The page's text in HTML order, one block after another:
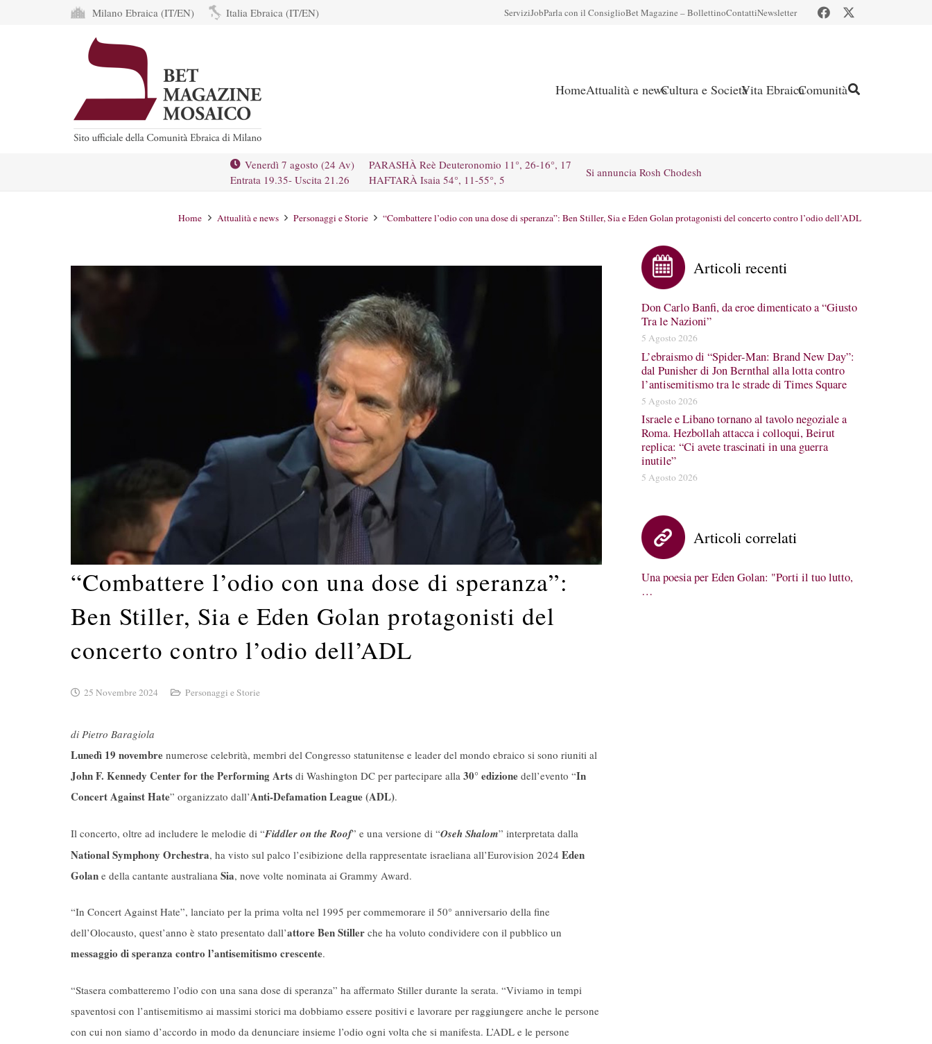
Milano Ebraica (IT/EN) Italia Ebraica (IT/EN) ServiziJobParla con il ConsiglioBet Magazine – BollettinoContattiNewsletter
HomeAttualità e newsCultura e SocietàVita EbraicaComunità
Venerdì 7 agosto (24 Av)
Entrata 19.35- Uscita 21.26
PARASHÀ Reè Deuteronomio 11°, 26-16°, 17
HAFTARÀ Isaia 54°, 11-55°, 5
Si annuncia Rosh Chodesh
Home Attualità e news Personaggi e Storie “Combattere l’odio con una dose di speranza”: Ben Stiller, Sia e Eden Golan protagonisti del concerto contro l’odio dell’ADL
“Combattere l’odio con una dose di speranza”:
Ben Stiller, Sia e Eden Golan protagonisti del
concerto contro l’odio dell’ADL
25 Novembre 2024 Personaggi e Storie
di Pietro Baragiola
Lunedì 19 novembre numerose celebrità, membri del Congresso statunitense e leader del mondo ebraico si sono riuniti al
John F. Kennedy Center for the Performing Arts di Washington DC per partecipare alla 30° edizione dell’evento “In
Concert Against Hate” organizzato dall’Anti-Defamation League(ADL).
Il concerto, oltre ad includere le melodie di “Fiddler on the Roof” e una versione di “Oseh Shalom” interpretata dalla
National Symphony Orchestra, ha visto sul palco l’esibizione della rappresentate israeliana all’Eurovision 2024 Eden
Golan e della cantante australiana Sia, nove volte nominata ai Grammy Award.
“In Concert Against Hate”, lanciato per la prima volta nel 1995 per commemorare il 50° anniversario della fine
dell’Olocausto, quest’anno è stato presentato dall’attoreBen Stiller che ha voluto condividere con il pubblico un
messaggio di speranza contro l’antisemitismo crescente.
“Stasera combatteremo l’odio con una sana dose di speranza” ha affermato Stiller durante la serata. “Viviamo in tempi
spaventosi con l’antisemitismo ai massimi storici ma dobbiamo essere positivi e lavorare per raggiungere anche le persone
con cui non siamo d’accordo in modo da denunciare insieme l’odio ogni volta che si manifesta. L’ADL e le persone
Articoli recenti
Don Carlo Banfi, da eroe dimenticato a “Giusto
Tra le Nazioni”
5 Agosto 2026
L’ebraismo di “Spider-Man: Brand New Day”:
dal Punisher di Jon Bernthal alla lotta contro
l’antisemitismo tra le strade di Times Square
5 Agosto 2026
Israele e Libano tornano al tavolo negoziale a
Roma. Hezbollah attacca i colloqui, Beirut
replica: “Ci avete trascinati in una guerra
inutile”
5 Agosto 2026
Articoli correlati
Una poesia per Eden Golan: "Porti il tuo lutto,
…